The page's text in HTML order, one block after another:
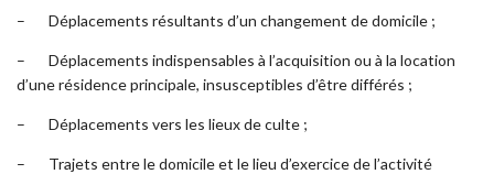
– Déplacements résultants d’un changement de domicile ;
– Déplacements indispensables à l’acquisition ou à la location
d’une résidence principale, insusceptibles d’être différés ;
– Déplacements vers les lieux de culte ;
– Trajets entre le domicile et le lieu d’exercice de l’activité